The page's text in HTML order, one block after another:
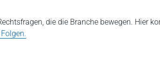
die die Branche bewegen. Hier